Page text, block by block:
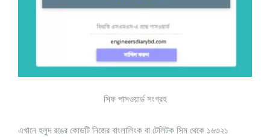
সিফ পাসওয়ার্ড সংগ্রহ
এখানে হলুদ রঙের কোডটি নিজের বাংলালিংক বা টেলিটক সিম থেকে ১৬৩২১